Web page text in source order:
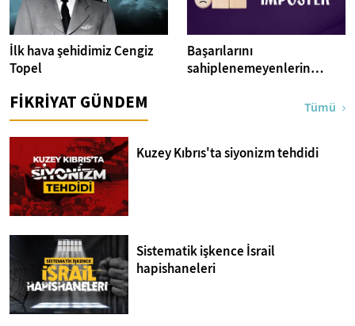
İlk hava şehidimiz Cengiz
Topel
Başarılarını
sahiplenemeyenlerin
FİKRİYAT GÜNDEM Tümü
Kuzey Kıbrıs'ta siyonizm tehdidi
Sistematik işkence İsrail
hapishaneleri